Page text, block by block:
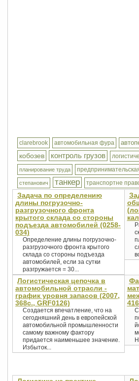
clarebrook автомобильная фура
кобозев контроль грузов
планирование труда
степанович танкер транспортне
Задача по определению
длины погрузочно-
разгрузочного фронта
крытого склада со стороны
подъезда автомобилей (0258-
034)
Определение длины погрузочно-
разгрузочного фронта крытого
склада со стороны подъезда
автомобилей, если за сутки
разгружается = 30...
Логистическая цепочка в
автомобильной отрасли -
график уровня запасов (2007,
368с., GRF0126)
Создается впечатление, что на
сегодняшний день в европейской
автомобильной промышленности
самому важному фактору
придается наименьшее значение.
Избыток...